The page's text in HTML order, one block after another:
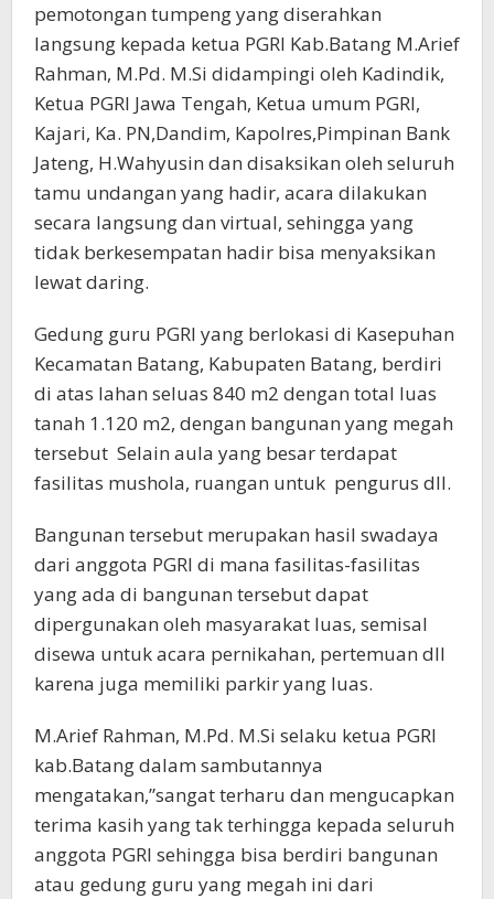
pemotongan tumpeng yang diserahkan
langsung kepada ketua PGRI Kab.Batang M.Arief
Rahman, M.Pd. M.Si didampingi oleh Kadindik,
Ketua PGRI Jawa Tengah, Ketua umum PGRI,
Kajari, Ka. PN,Dandim, Kapolres,Pimpinan Bank
Jateng, H.Wahyusin dan disaksikan oleh seluruh
tamu undangan yang hadir, acara dilakukan
secara langsung dan virtual, sehingga yang
tidak berkesempatan hadir bisa menyaksikan
lewat daring.
Gedung guru PGRI yang berlokasi di Kasepuhan
Kecamatan Batang, Kabupaten Batang, berdiri
di atas lahan seluas 840 m2 dengan total luas
tanah 1.120 m2, dengan bangunan yang megah
tersebut Selain aula yang besar terdapat
fasilitas mushola, ruangan untuk pengurus dll.
Bangunan tersebut merupakan hasil swadaya
dari anggota PGRI di mana fasilitas-fasilitas
yang ada di bangunan tersebut dapat
dipergunakan oleh masyarakat luas, semisal
disewa untuk acara pernikahan, pertemuan dll
karena juga memiliki parkir yang luas.
M.Arief Rahman, M.Pd. M.Si selaku ketua PGRI
kab.Batang dalam sambutannya
mengatakan,”sangat terharu dan mengucapkan
terima kasih yang tak terhingga kepada seluruh
anggota PGRI sehingga bisa berdiri bangunan
atau gedung guru yang megah ini dari